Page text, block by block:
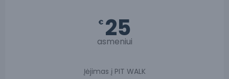
€ 25
asmeniui
Įėjimas į PIT WALK